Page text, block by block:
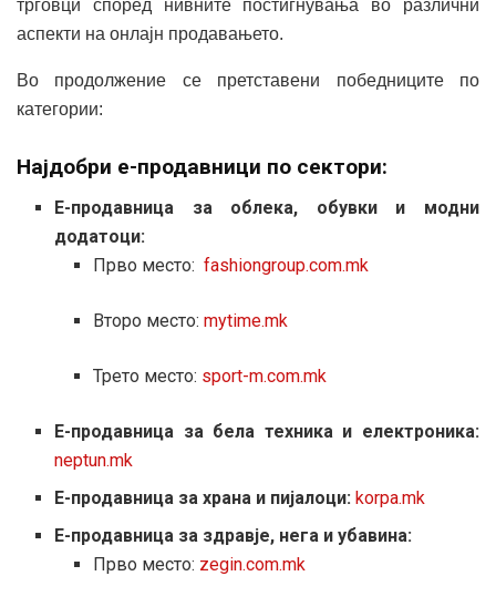
трговци според нивните постигнувања во различни
аспекти на онлајн продавањето.
Во продолжение се претставени победниците по
категории:
Најдобри е-продавници по сектори:
Е-продавница за облека, обувки и модни
додатоци:
Прво место: fashiongroup.com.mk
Второ место: mytime.mk
Трето место: sport-m.com.mk
Е-продавница за бела техника и електроника:
neptun.mk
Е-продавница за храна и пијалоци: korpa.mk
Е-продавница за здравје, нега и убавина:
Прво место: zegin.com.mk